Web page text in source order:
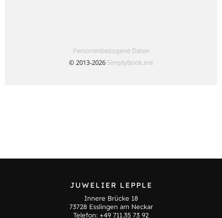
JUWELIER LEPPLE
Innere Brücke 18
73728 Esslingen am Neckar
Telefon: +49 711.35 73 92